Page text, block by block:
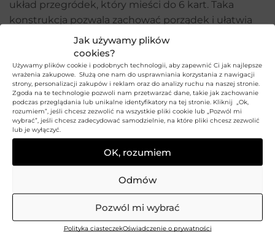
Jak używamy plików
cookies?
Używamy plików cookie i podobnych technologii, aby zapewnić Ci jak najlepsze
wrażenia zakupowe. Służą one nam do usprawniania korzystania z nawigacji
strony, personalizacji zakupów i reklam oraz do analizy ruchu na naszej stronie.
Zgoda na te technologie pozwoli nam przetwarzać dane, takie jak zachowanie
podczas przeglądania lub unikalne identyfikatory na tej stronie. Kliknij „Ok,
rozumiem”, jeśli chcesz zezwolić na wszystkie pliki cookie lub „Pozwól mi
wybrać”, jeśli chcesz zadecydować samodzielnie, na które pliki chcesz zezwolić
lub je wyłączyć.
OK, rozumiem
Odmów
Pozwól mi wybrać
Polityka ciasteczekOświadczenie o prywatności
układ przegródek, który mieści do 6 kart. Taka
konstrukcja pozwala zachować porządek i ułatwia
szybkie odnalezienie potrzebnej karty bez
konieczności przeszukiwania całej zawartości. To
bardzo wygodne rozwiązanie dla osób, które
codziennie korzystają z kart płatniczych,
lojalnościowych, identyfikatorów lub wizytówek.
Metalowe etui na 6 kart sprawia, że wszystkie
najważniejsze karty znajdują się w jednym miejscu i
są łatwo dostępne. Dzięki przemyślanemu układowi
przegródek produkt pomaga lepiej zorganizować
codzienne akcesoria. To funkcjonalny wybór dla